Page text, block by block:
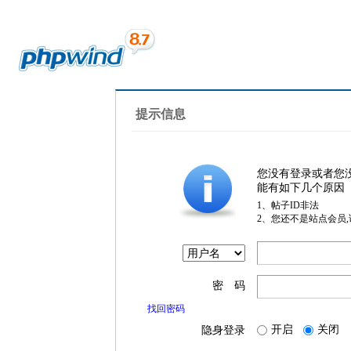
提示信息
您没有登录或者您
能有如下几个原因
1、帖子ID非法
2、您还不是站点会员
密 码
找回密码
隐身登录 开启 关闭